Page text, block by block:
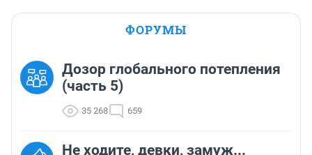
ФОРУМЫ
Дозор глобального потепления
(часть 5)
35 268 659
Не ходите, девки, замуж...